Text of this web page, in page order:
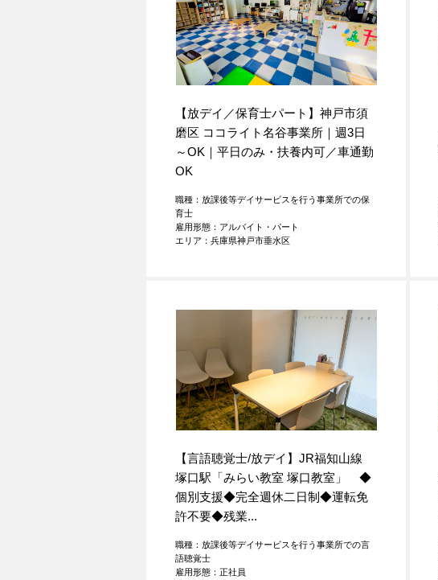
【放デイ／保育士パート】神戸市須
磨区 ココライト名谷事業所｜週3日
～OK｜平日のみ・扶養内可／車通勤
OK
職種：放課後等デイサービスを行う事業所での保
育士
雇用形態：アルバイト・パート
エリア：兵庫県神戸市垂水区
【言語聴覚士/放デイ】JR福知山線
塚口駅「みらい教室 塚口教室」 ◆
個別支援◆完全週休二日制◆運転免
許不要◆残業...
職種：放課後等デイサービスを行う事業所での言
語聴覚士
雇用形態：正社員